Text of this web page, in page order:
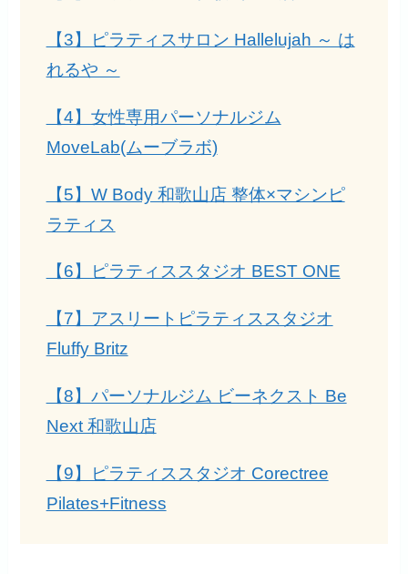
【3】ピラティスサロン Hallelujah ～ は
れるや ～
【4】女性専用パーソナルジム
MoveLab(ムーブラボ)
【5】W Body 和歌山店 整体×マシンピ
ラティス
【6】ピラティススタジオ BEST ONE
【7】アスリートピラティススタジオ
Fluffy Britz
【8】パーソナルジム ビーネクスト Be
Next 和歌山店
【9】ピラティススタジオ Corectree
Pilates+Fitness